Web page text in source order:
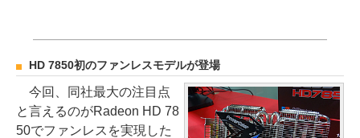
HD 7850初のファンレスモデルが登場
今回、同社最大の注目点
と言えるのがRadeon HD 78
50でファンレスを実現した